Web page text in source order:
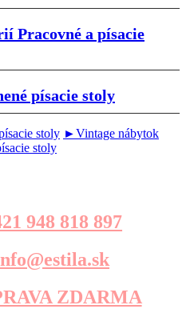
Pracovné a písacie
písacie stoly
stoly ►Vintage nábytok
stoly
948 818 897
ZDARMA